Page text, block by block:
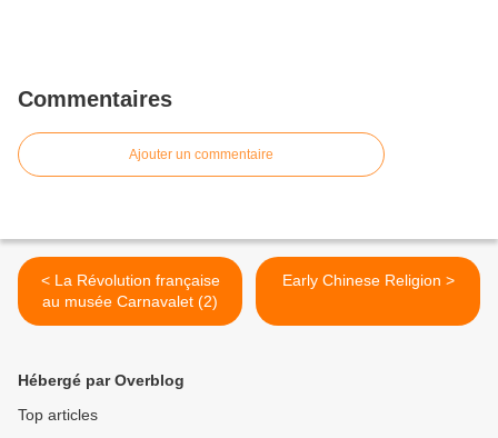
Commentaires
Ajouter un commentaire
< La Révolution française
au musée Carnavalet (2)
Early Chinese Religion >
Hébergé par Overblog
Top articles